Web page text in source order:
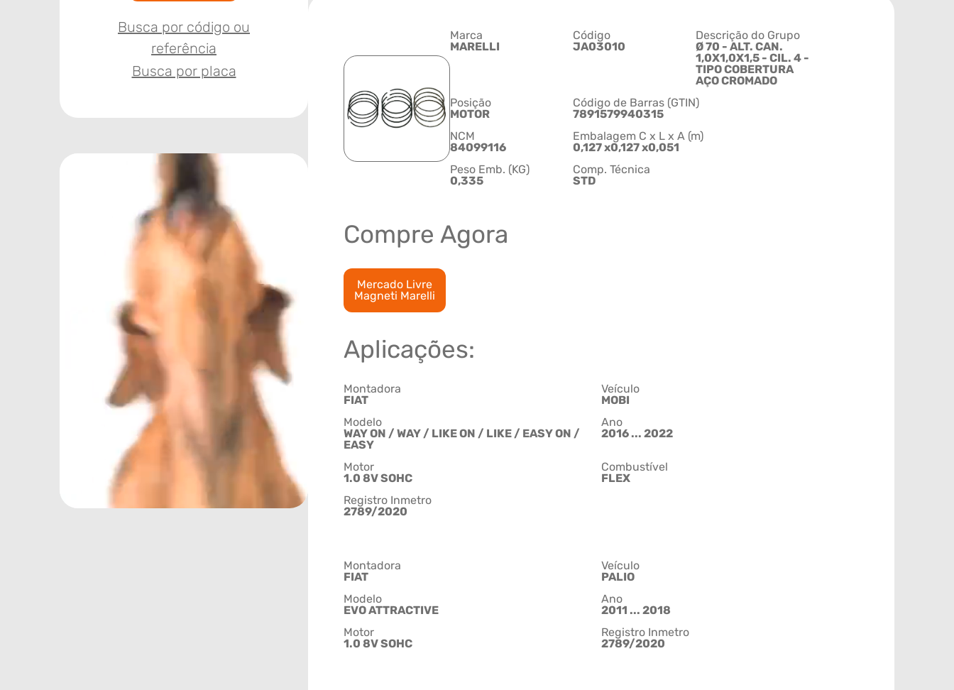
Busca por código ou
referência
Busca por placa
Marca
MARELLI
Código
JA03010
Descrição do Grupo
Ø 70 - ALT. CAN.
1,0X1,0X1,5 - CIL. 4 -
TIPO COBERTURA
AÇO CROMADO
Posição
MOTOR
Código de Barras (GTIN)
7891579940315
NCM
84099116
Embalagem C x L x A (m)
0,127 x0,127 x0,051
Peso Emb. (KG)
0,335
Comp. Técnica
STD
Compre Agora
Mercado Livre
Magneti Marelli
Aplicações:
Montadora
FIAT
Veículo
MOBI
Modelo
WAY ON / WAY / LIKE ON / LIKE / EASY ON /
EASY
Ano
2016 ... 2022
Motor
1.0 8V SOHC
Combustível
FLEX
Registro Inmetro
2789/2020
Montadora
FIAT
Veículo
PALIO
Modelo
EVO ATTRACTIVE
Ano
2011 ... 2018
Motor
1.0 8V SOHC
Registro Inmetro
2789/2020